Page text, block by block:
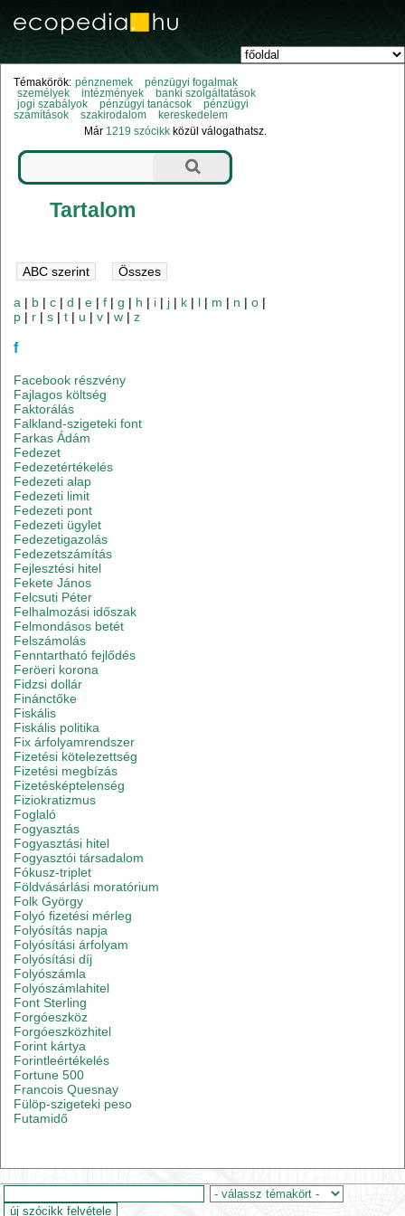
Témakörök: pénznemek
pénzügyi fogalmak
személyek
intézmények
banki szolgáltatások
jogi szabályok
pénzügyi tanácsok
pénzügyi
számítások
szakirodalom
kereskedelem
Már 1219 szócikk közül válogathatsz.
Tartalom
a | b |c |d |e |f |g | h | i | j | k | l | m | n |o |
p | r |s |t | u |v |w |z
f
Facebook részvény
Fajlagos költség
Faktorálás
Falkland-szigeteki font
Farkas Ádám
Fedezet
Fedezetértékelés
Fedezeti alap
Fedezeti limit
Fedezeti pont
Fedezeti ügylet
Fedezetigazolás
Fedezetszámítás
Fejlesztési hitel
Fekete János
Felcsuti Péter
Felhalmozási időszak
Felmondásos betét
Felszámolás
Fenntartható fejlődés
Feröeri korona
Fidzsi dollár
Finánctőke
Fiskális
Fiskális politika
Fix árfolyamrendszer
Fizetési kötelezettség
Fizetési megbízás
Fizetésképtelenség
Fiziokratizmus
Foglaló
Fogyasztás
Fogyasztási hitel
Fogyasztói társadalom
Fókusz-triplet
Földvásárlási moratórium
Folk György
Folyó fizetési mérleg
Folyósítás napja
Folyósítási árfolyam
Folyósítási díj
Folyószámla
Folyószámlahitel
Font Sterling
Forgóeszköz
Forgóeszközhitel
Forint kártya
Forintleértékelés
Fortune 500
Francois Quesnay
Fülöp-szigeteki peso
Futamidő